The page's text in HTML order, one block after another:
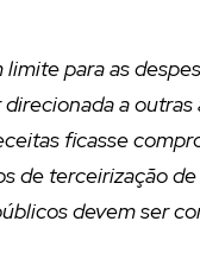
para as
a
ficasse
de terceirização
devem ser